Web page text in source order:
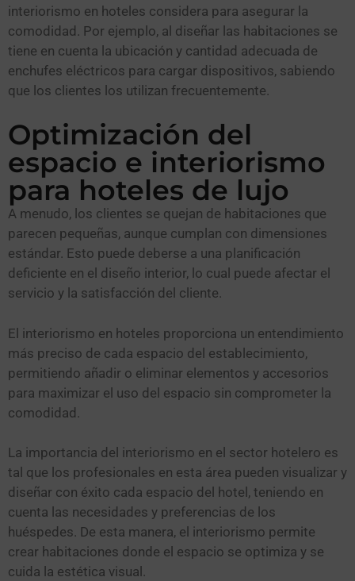
interiorismo en hoteles considera para asegurar la
comodidad. Por ejemplo, al diseñar las habitaciones se
tiene en cuenta la ubicación y cantidad adecuada de
enchufes eléctricos para cargar dispositivos, sabiendo
que los clientes los utilizan frecuentemente.
Optimización del
espacio e interiorismo
para hoteles de lujo
A menudo, los clientes se quejan de habitaciones que
parecen pequeñas, aunque cumplan con dimensiones
estándar. Esto puede deberse a una planificación
deficiente en el diseño interior, lo cual puede afectar el
servicio y la satisfacción del cliente.
El interiorismo en hoteles proporciona un entendimiento
más preciso de cada espacio del establecimiento,
permitiendo añadir o eliminar elementos y accesorios
para maximizar el uso del espacio sin comprometer la
comodidad.
La importancia del interiorismo en el sector hotelero es
tal que los profesionales en esta área pueden visualizar y
diseñar con éxito cada espacio del hotel, teniendo en
cuenta las necesidades y preferencias de los
huéspedes. De esta manera, el interiorismo permite
crear habitaciones donde el espacio se optimiza y se
cuida la estética visual.